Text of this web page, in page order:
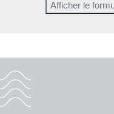
Afficher le